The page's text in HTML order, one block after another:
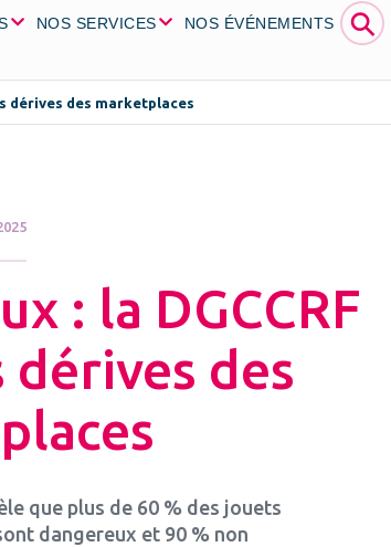
NOS SERVICES NOS ÉVÉNEMENTS ⚲
dérives des marketplaces
: la DGCCRF
des
que plus de 60 % des jouets
dangereux et 90 % non